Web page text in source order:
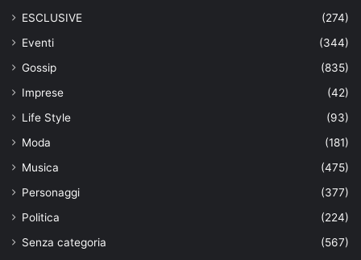
ESCLUSIVE
(274)
Eventi
(344)
Gossip
(835)
Imprese
(42)
Life Style
(93)
Moda
(181)
Musica
(475)
Personaggi
(377)
Politica
(224)
Senza categoria
(567)